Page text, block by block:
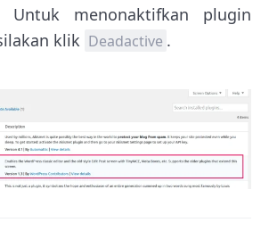
Untuk menonaktifkan plugin
klik Deadactive .